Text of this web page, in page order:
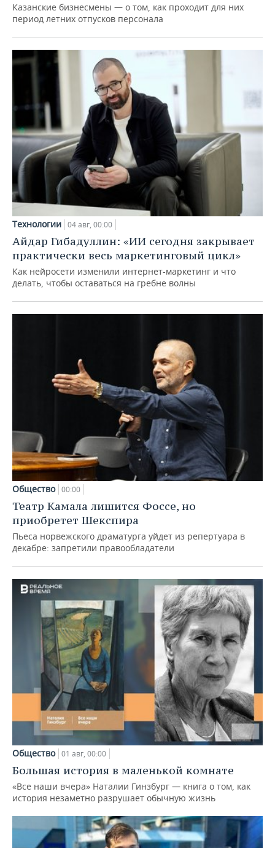
Казанские бизнесмены — о том, как проходит для них
период летних отпусков персонала
Технологии 04 авг, 00:00
Айдар Гибадуллин: «ИИ сегодня закрывает
практически весь маркетинговый цикл»
Как нейросети изменили интернет-маркетинг и что
делать, чтобы оставаться на гребне волны
Общество 00:00
Театр Камала лишится Фоссе, но
приобретет Шекспира
Пьеса норвежского драматурга уйдет из репертуара в
декабре: запретили правообладатели
Общество 01 авг, 00:00
Большая история в маленькой комнате
«Все наши вчера» Наталии Гинзбург — книга о том, как
история незаметно разрушает обычную жизнь